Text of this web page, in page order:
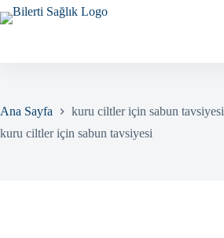
Skip
to
Ana Sayfa
kuru ciltler için sabun tavsiyesi
kuru ciltler için sabun tavsiyesi